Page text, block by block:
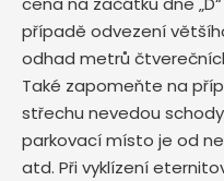
případě odvezení
odhad metrů
Také zapomeňte na
střechu nevedou
parkovací místo je od
atd. Při vyklízení